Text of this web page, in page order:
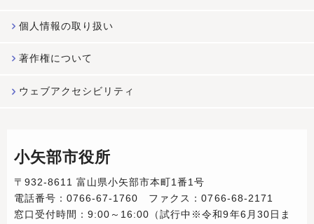
個人情報の取り扱い
著作権について
ウェブアクセシビリティ
小矢部市役所
〒932-8611 富山県小矢部市本町1番1号
電話番号：0766-67-1760 ファクス：0766-68-2171
窓口受付時間：9:00～16:00（試行中※令和9年6月30日ま